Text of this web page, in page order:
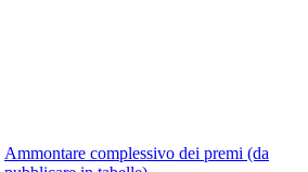
Ammontare complessivo dei premi (da